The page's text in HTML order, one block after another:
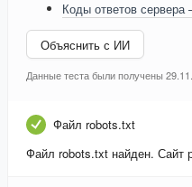
Коды ответов
Объяснить с ИИ
Данные теста были получены
Файл robots.txt
Файл robots.txt найден. Сайт